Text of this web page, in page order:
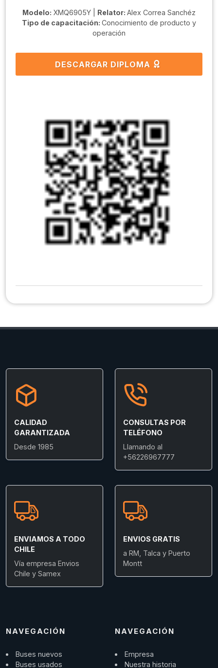
Modelo: XMQ6905Y | Relator: Alex Correa Sanchéz
Tipo de capacitación: Conocimiento de producto y
operación
DESCARGAR DIPLOMA
CALIDAD
GARANTIZADA
Desde 1985
CONSULTAS POR
TELÉFONO
Llamando al
+56226967777
ENVIAMOS A TODO
CHILE
Vía empresa Envios
Chile y Samex
ENVIOS GRATIS
a RM, Talca y Puerto
Montt
NAVEGACIÓN
Buses nuevos
Buses usados
NAVEGACIÓN
Empresa
Nuestra historia